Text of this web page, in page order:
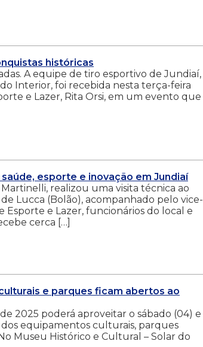
históricas
A equipe de tiro esportivo de Jundiaí,
Interior, foi recebida nesta terça-feira
e Lazer, Rita Orsi, em um evento que
esporte e inovação em Jundiaí
realizou uma visita técnica ao
Lucca (Bolão), acompanhado pelo vice-
Esporte e Lazer, funcionários do local e
cerca […]
e parques ficam abertos ao
2025 poderá aproveitar o sábado (04) e
equipamentos culturais, parques
Museu Histórico e Cultural – Solar do